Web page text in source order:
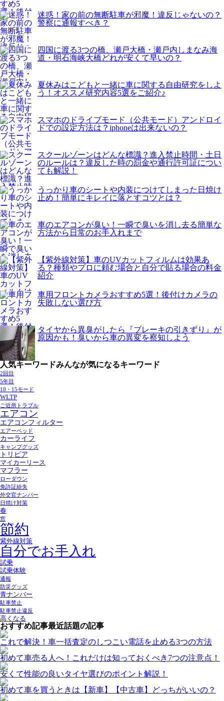
迷惑！家の前の無断駐車が邪魔！違反じゃないの？
警察に通報すべき？
四国に渡る3つの橋、瀬戸大橋・瀬戸内しまなみ海
道・明石海峡大橋どれが安くて早いの？
夏休みはこどもと一緒に車に関する自由研究をしよ
う！オススメ研究内容5選をご紹介♪
スマホのドライブモード（公共モード）アンドロイ
ドでの設定方法は？iphoneは出来ないの？
スクールゾーンはどんな標識？進入禁止時間・土日
のルールは？違反した時の罰金や通行許可証につい
ても解説！
うっかり車のシートや内装につけてしまった日焼け
止め！簡単にキレイに落とすコツとは？
車のエアコンが臭い！一瞬で臭いを消し去る簡単な
方法から日常のお手入れまで
【紫外線対策】車のUVカットフィルムは効果あ
る？種類やプロに頼む場合と自分で貼る場合の料金
紹介
車用フロントカメラおすすめ5選！後付けカメラの
失敗しない選び方
タイヤから異臭がしたら『ブレーキの引きずり』が
原因かも！臭いから車の異変を察知しよう
人気キーワードみんなが気になるキーワード
2回目
5年目
10・15モード
WLTP
ご近所トラブル
エアコン
エアコンフィルター
エアーベッド
カーライフ
キャンプグッズ
トリビア
マイカーリース
マフラー
ローダウン
免許証紛失
外交官ナンバー
日焼け対策
春
窓
節約
紫外線対策
自分でお手入れ
試乗
試乗体験
通報
防災グッズ
青ナンバー
駐車禁止
駐車禁止違反
高くなる
おすすめ記事最近話題の記事
これで解決！車一括査定のしつこい電話を止める3つの方法
初めて車売る人へ！これだけは知っておくべき7つの注意点！
安くて性能の良いタイヤ選びのポイント解説！
初めて車を買うときは【新車】【中古車】どっちがいいの？